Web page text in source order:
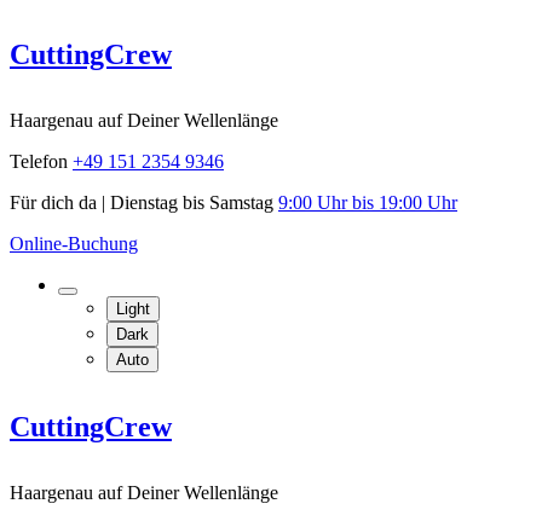
Skip
to
CuttingCrew
Haargenau auf Deiner Wellenlänge
Telefon +49 151 2354 9346
Für dich da | Dienstag bis Samstag 9:00 Uhr bis 19:00 Uhr
Online-Buchung
Light
Dark
Auto
CuttingCrew
Haargenau auf Deiner Wellenlänge